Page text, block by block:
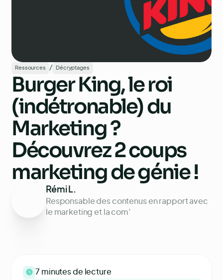
Ressources / Décryptages
Burger King, le roi
(indétronable) du
Marketing ?
Découvrez 2 coups
marketing de génie !
Rémi L.
Responsable des contenus en rapport avec
le marketing et la com’
7 minutesde lecture